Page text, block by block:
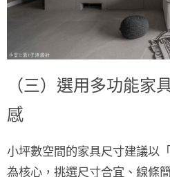
（三）選用多功能家
感
小坪數空間的家具尺寸建議以
為核心，挑選尺寸合宜、線條